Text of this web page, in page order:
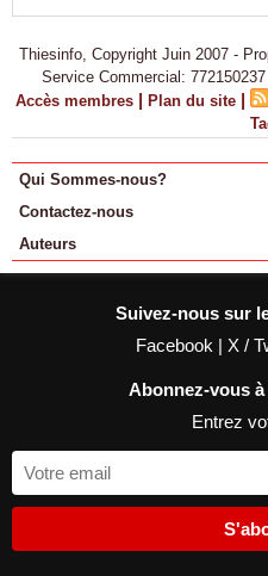
Thiesinfo, Copyright Juin 2007 -
Service Commercial:
Accès membres | Plan du site |
Qui Sommes-nous?
Contactez-nous
Auteurs
Suivez-nous sur
Facebook | X /
Abonnez-vous
Entrez